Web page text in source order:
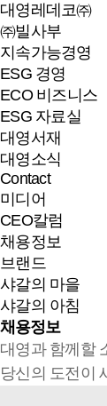
대영레데코㈜
㈜빌사부
지속가능경영
ESG 경영
ECO 비즈니스
ESG 자료실
대영서재
대영소식
Contact
미디어
CEO칼럼
채용정보
브랜드
샤갈의 마을
샤갈의 아침
채용정보
대영과 함께할
당신의 도전이